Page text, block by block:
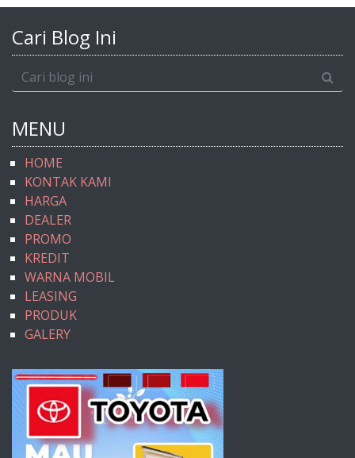
Cari Blog Ini
MENU
HOME
KONTAK KAMI
HARGA
DEALER
PROMO
KREDIT
WARNA MOBIL
LEASING
PRODUK
GALERY